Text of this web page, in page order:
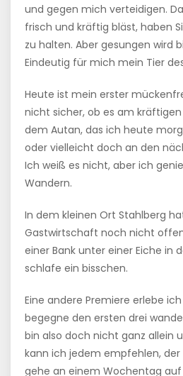
und gegen mich verteidigen.
frisch und kräftig bläst, haben
zu halten. Aber gesungen wird
Eindeutig für mich mein Tier
Heute ist mein erster
nicht sicher, ob es am
dem Autan, das ich heute
oder vielleicht doch an den
Ich weiß es nicht, aber ich
Wandern.
In dem kleinen Ort Stahlberg
Gastwirtschaft noch nicht
einer Bank unter einer Eiche in
schlafe ein bisschen.
Eine andere Premiere erlebe
begegne den ersten drei
bin also doch nicht ganz allein
kann ich jedem empfehlen, der
gehe an einem Wochentag